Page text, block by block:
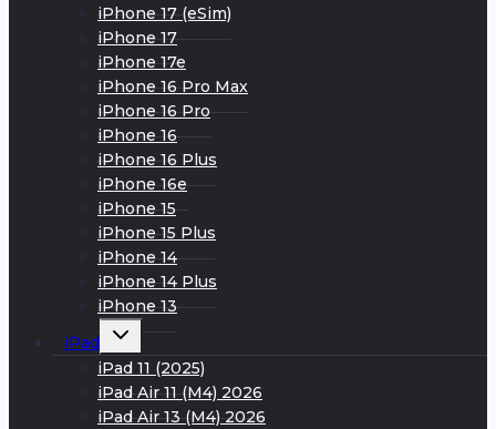
iPhone 17 (eSim)
iPhone 17
iPhone 17e
iPhone 16 Pro Max
iPhone 16 Pro
iPhone 16
iPhone 16 Plus
iPhone 16e
iPhone 15
iPhone 15 Plus
iPhone 14
iPhone 14 Plus
iPhone 13
iPad
Развернуть
меню
iPad 11 (2025)
iPad Air 11 (M4) 2026
iPad Air 13 (M4) 2026